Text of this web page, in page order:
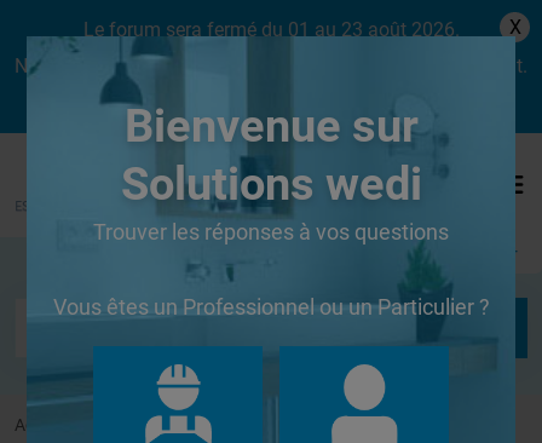
Le forum sera fermé du 01 au 23 août 2026.
Nous aurons le plaisir de vous retrouver dès le lundi 24 août.
X
Se connecter
Accueil Forums Autres Revetement bois sur un wedi
Bienvenue sur
Solutions wedi
Trouver les réponses à vos questions
Vous êtes un Professionnel ou un Particulier ?